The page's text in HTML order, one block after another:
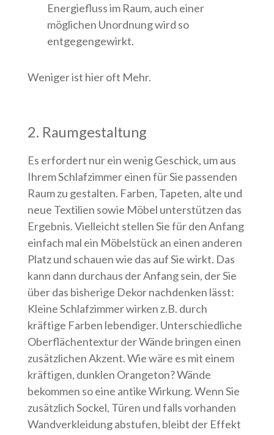
Energiefluss im Raum, auch einer
möglichen Unordnung wird so
entgegengewirkt.
Weniger ist hier oft Mehr.
2. Raumgestaltung
Es erfordert nur ein wenig Geschick, um aus
Ihrem Schlafzimmer einen für Sie passenden
Raum zu gestalten. Farben, Tapeten, alte und
neue Textilien sowie Möbel unterstützen das
Ergebnis. Vielleicht stellen Sie für den Anfang
einfach mal ein Möbelstück an einen anderen
Platz und schauen wie das auf Sie wirkt. Das
kann dann durchaus der Anfang sein, der Sie
über das bisherige Dekor nachdenken lässt:
Kleine Schlafzimmer wirken z.B. durch
kräftige Farben lebendiger. Unterschiedliche
Oberflächentextur der Wände bringen einen
zusätzlichen Akzent. Wie wäre es mit einem
kräftigen, dunklen Orangeton? Wände
bekommen so eine antike Wirkung. Wenn Sie
zusätzlich Sockel, Türen und falls vorhanden
Wandverkleidung abstufen, bleibt der Effekt